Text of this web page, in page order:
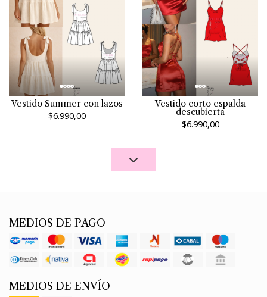
Vestido Summer con lazos
$6.990,00
Vestido corto espalda
descubierta
$6.990,00
MEDIOS DE PAGO
MEDIOS DE ENVÍO